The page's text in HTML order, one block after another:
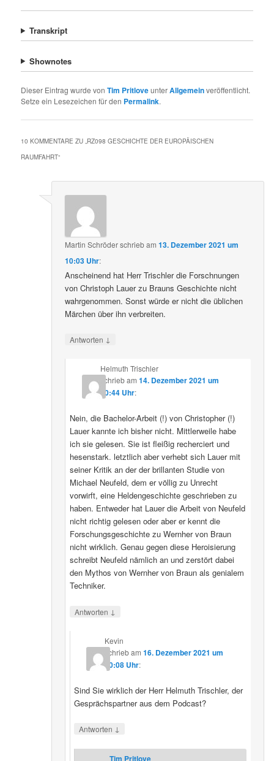
Transkript
Shownotes
Dieser Eintrag wurde vonTim PritloveunterAllgemeinveröffentlicht.
Setze ein Lesezeichen für den Permalink.
10 KOMMENTARE ZU „RZ098 GESCHICHTE DER EUROPÄISCHEN
RAUMFAHRT“
Martin Schröderschriebam13. Dezember 2021 um
10:03 Uhr:
Anscheinend hat Herr Trischler die Forschnungen
von Christoph Lauer zu Brauns Geschichte nicht
wahrgenommen. Sonst würde er nicht die üblichen
Märchen über ihn verbreiten.
Antworten ↓
Helmuth Trischler
schriebam 14. Dezember 2021 um
20:44 Uhr:
Nein, die Bachelor-Arbeit (!) von Christopher (!)
Lauer kannte ich bisher nicht. Mittlerweile habe
ich sie gelesen. Sie ist fleißig recherciert und
hesenstark. letztlich aber verhebt sich Lauer mit
seiner Kritik an der der brillanten Studie von
Michael Neufeld, dem er völlig zu Unrecht
vorwirft, eine Heldengeschichte geschrieben zu
haben. Entweder hat Lauer die Arbeit von Neufeld
nicht richtig gelesen oder aber er kennt die
Forschungsgeschichte zu Wernher von Braun
nicht wirklich. Genau gegen diese Heroisierung
schreibt Neufeld nämlich an und zerstört dabei
den Mythos von Wernher von Braun als genialem
Techniker.
Antworten ↓
Kevin
schriebam16. Dezember 2021 um
20:08 Uhr:
Sind Sie wirklich der Herr Helmuth Trischler, der
Gesprächspartner aus dem Podcast?
Antworten ↓
Tim Pritlove